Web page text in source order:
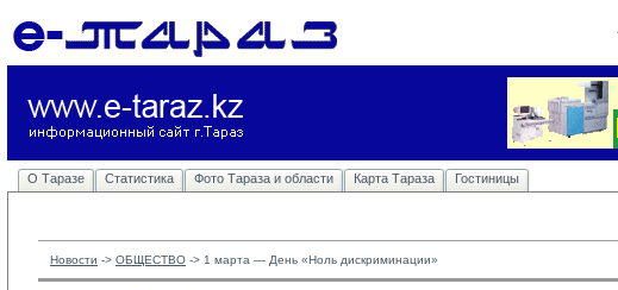
О Таразе Статистика Фото Тараза и области Карта Тараза Гостиницы
Новости -> ОБЩЕСТВО -> 1 марта — День «Ноль дискриминации»